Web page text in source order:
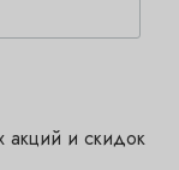
акций и скидок